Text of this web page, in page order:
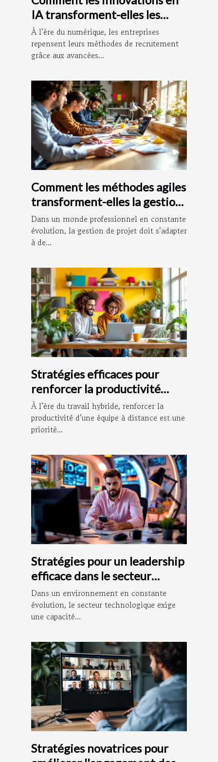
IA transforment-elles les
méthodes de recrutement ?
À l’ère du numérique, les entreprises
repensent leurs méthodes de recrutement
grâce aux avancées...
Comment les méthodes agiles
transforment-elles la gestion
de projet ?
Dans un monde professionnel en constante
évolution, la gestion de projet doit s’adapter
à de...
Stratégies efficaces pour
renforcer la productivité
d’équipe à distance
À l’ère du travail hybride, renforcer la
productivité d’une équipe à distance est une
priorité...
Stratégies pour un leadership
efficace dans le secteur
technologique
Dans un environnement en constante
évolution, le secteur technologique exige
une capacité...
Stratégies novatrices pour